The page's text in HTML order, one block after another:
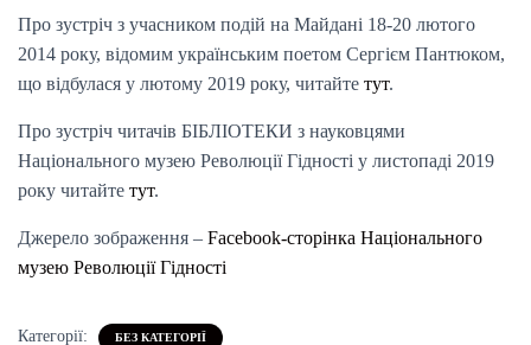
Про зустріч з учасником подій на Майдані 18-20 лютого
2014 року, відомим українським поетом Сергієм Пантюком,
що відбулася у лютому 2019 року, читайте тут.
Про зустріч читачів БІБЛІОТЕКИ з науковцями
Національного музею Революції Гідності у листопаді 2019
року читайте тут.
Джерело зображення – Facebook-сторінка Національного
музею Революції Гідності
Категорії: БЕЗ КАТЕГОРІЇ